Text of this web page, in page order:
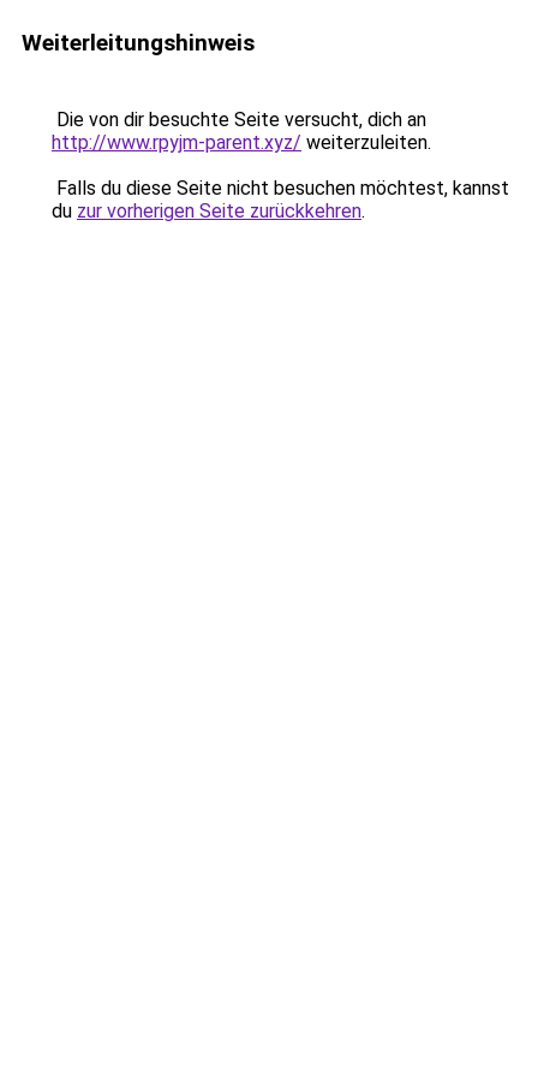
Weiterleitungshinweis
Die von dir besuchte Seite versucht, dich an
http://www.rpyjm-parent.xyz/ weiterzuleiten.
Falls du diese Seite nicht besuchen möchtest, kannst
du zur vorherigen Seite zurückkehren.